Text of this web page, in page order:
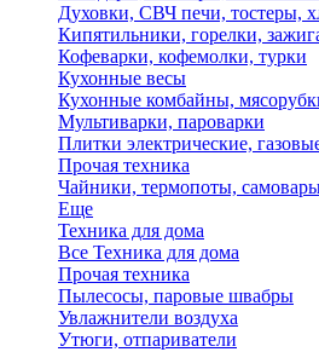
Духовки, СВЧ печи, тостеры,
Кипятильники, горелки,
Кофеварки, кофемолки, турки
Кухонные весы
Кухонные комбайны,
Мультиварки, пароварки
Плитки электрические,
Прочая техника
Чайники, термопоты,
Еще
Техника для дома
Все Техника для дома
Прочая техника
Пылесосы, паровые швабры
Увлажнители воздуха
Утюги, отпариватели